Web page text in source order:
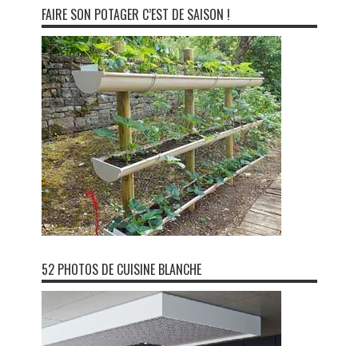
FAIRE SON POTAGER C’EST DE SAISON !
52 PHOTOS DE CUISINE BLANCHE